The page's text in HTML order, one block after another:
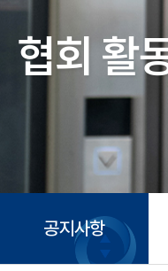
협회 활
공지사항